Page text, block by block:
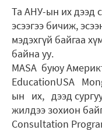
Та АНУ-ын их дээд
эсээгээ бичиж,
мэдэхгүй байгаа
байна уу.
MASA буюу
EducationUSA
ын их, дээд
жилдээ зохион
Consultation